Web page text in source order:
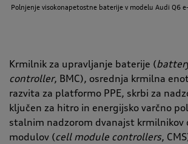
Polnjenje visokonapetostne baterije v modelu Audi Q6
Krmilnik za upravljanje baterije (
controller, BMC), osrednja krmilna
razvita za platformo PPE, skrbi za
ključen za hitro in energijsko varčno
stalnim nadzorom dvanajst krmilnikov
modulov (cell module controllers,